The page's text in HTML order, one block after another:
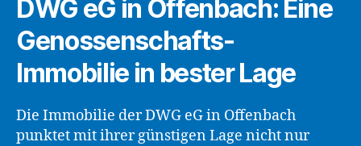
DWG eG in Offenbach: Eine
Genossenschafts-
Immobilie in bester Lage
Die Immobilie der DWG eG in Offenbach
punktet mit ihrer günstigen Lage nicht nur